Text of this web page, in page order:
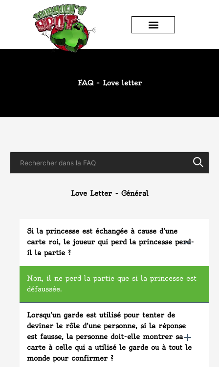
FAQ – Love letter
Love Letter - Général
Si la princesse est échangée à cause d’une
carte roi, le joueur qui perd la princesse perd-
il la partie ?
Non, il ne perd la partie que si la princesse est
défaussée.
Lorsqu’un garde est utilisé pour tenter de
deviner le rôle d’une personne, si la réponse
est fausse, la personne doit-elle montrer sa
carte à celle qui a utilisé le garde ou à tout le
monde pour confirmer ?